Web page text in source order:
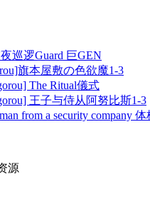
巡逻Guard 巨GEN
旗本屋敷の色欲魔1-3
The Ritual儀式
王子与侍从阿努比斯1-3
from a security company
源